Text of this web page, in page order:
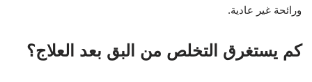
ورائحة غير عادية.
كم يستغرق التخلص من البق بعد العلاج؟